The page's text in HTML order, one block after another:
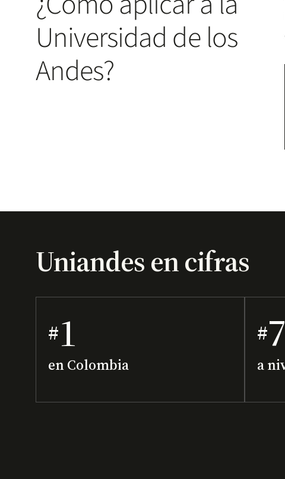
Universidad de los
Andes?
Uniandes en cifras
#1
en Colombia
#7
a